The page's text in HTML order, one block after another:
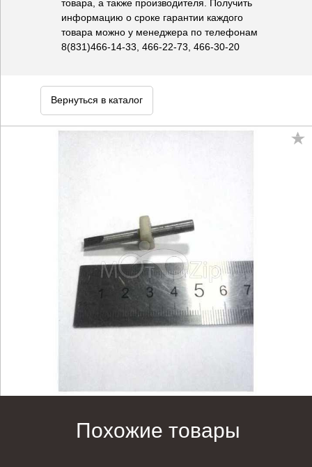
товара, а также производителя. Получить
информацию о сроке гарантии каждого
товара можно у менеджера по телефонам
8(831)466-14-33, 466-22-73, 466-30-20
Вернуться в каталог
Похожие товары